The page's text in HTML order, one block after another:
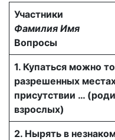
Участники
Фамилия Имя
Вопросы
1. Купаться можно
разрешенных
присутствии …
взрослых)
2. Нырять в